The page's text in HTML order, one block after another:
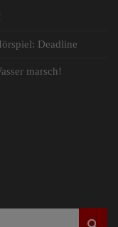
Deadline
marsch!